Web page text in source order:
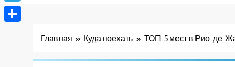
Главная Куда поехать ТОП-5 мест в Рио-де-
Telegram